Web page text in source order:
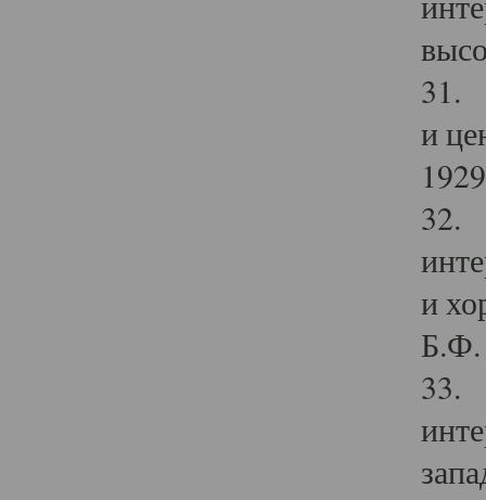
31.
и
32.
и
Б.Ф.
33.